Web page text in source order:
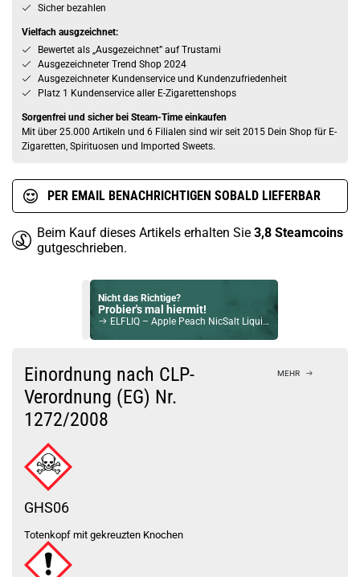
Sicher bezahlen
Vielfach ausgzeichnet:
Bewertet als „Ausgezeichnet” auf Trustami
Ausgezeichneter Trend Shop 2024
Ausgezeichneter Kundenservice und Kundenzufriedenheit
Platz 1 Kundenservice aller E-Zigarettenshops
Sorgenfrei und sicher bei Steam-Time einkaufen
Mit über 25.000 Artikeln und 6 Filialen sind wir seit 2015 Dein Shop für E-
Zigaretten, Spirituosen und Imported Sweets.
PER EMAIL BENACHRICHTIGEN SOBALD LIEFERBAR
Beim Kauf dieses Artikels erhalten Sie 3,8 Steamcoins
gutgeschrieben.
Nicht das Richtige?
Probier's mal hiermit!
ELFLIQ – Apple Peach NicSalt Liquid by ElfBar 10ml / 20mg
Check das mal!
Aspire Zelos M80 Box Mod Silber
Du willst Kröten sparen?
Schau mal hier!
Einordnung nach CLP-
Verordnung (EG) Nr.
1272/2008
MEHR
GHS06
Totenkopf mit gekreuzten Knochen